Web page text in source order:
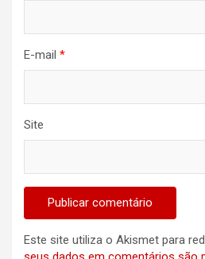
E-mail *
Site
Este site utiliza o Akismet para